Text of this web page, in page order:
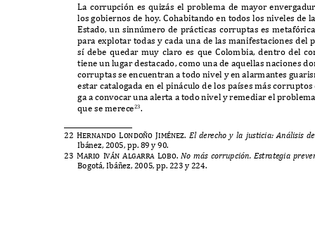
La corrupción es quizás el problema de mayor
los gobiernos de hoy. Cohabitando en todos los niveles de
Estado,un sinnúmero de prácticas corruptas es metafó
para explotar todas y cada una de las manifestaciones del
sídebe quedar muy claro es queColombia,dentro del
tiene un lugar destacado,como una de aquellas naciones
corruptas se encuentran a todo nivel y en alarmantes
estar catalogada en el pináculo de los países más corruptos
ga a convocar una alerta a todo nivel y remediar el
que se merece23.
22 Hernando Londoño Jiménez. El derecho y la justicia: Análisis
Ibánez, 2005,pp. 89y90.
23 Mario Iván Algarra Lobo. Nomás corrupción. Estrategia preve
Bogotá, Ibáñez, 2005,pp. 223y 224.